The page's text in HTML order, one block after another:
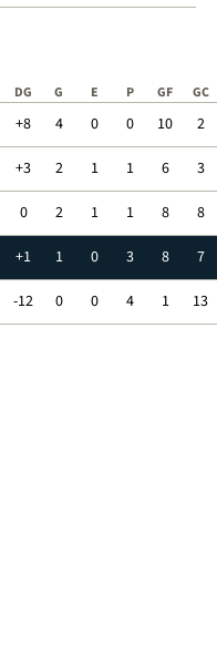
DG G E P GF GC
+8 4 0 0 10
2
+3 2 1 1 6
3
0 2 1 1 8
8
+1 1 0 3 8
7
-12 0 0 4 1
13